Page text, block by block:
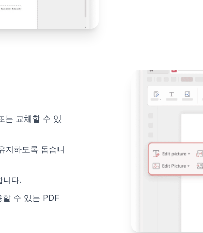
는 교체할 수 있
지하도록 돕습니
니다.
수 있는 PDF